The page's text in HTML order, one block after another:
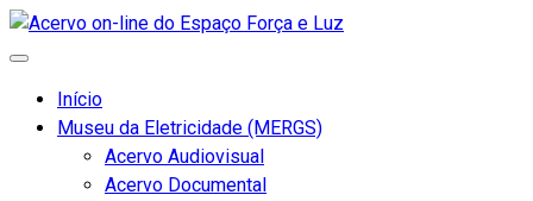
Início
Museu da Eletricidade (MERGS)
Acervo Audiovisual
Acervo Documental